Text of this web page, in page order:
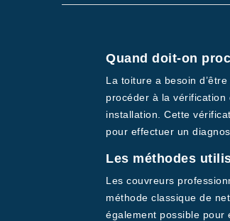
Quand doit-on
La toiture a besoin
procéder à la
installation. Cette
pour effectuer un
Les méthodes
Les couvreurs
méthode classique de
également possible pour